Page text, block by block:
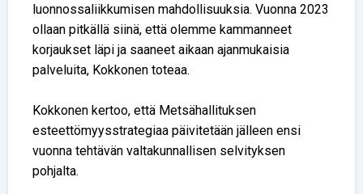
luonnossaliikkumisen mahdollisuuksia. Vuonna 2023
ollaan pitkällä siinä, että olemme kammanneet
korjaukset läpi ja saaneet aikaan ajanmukaisia
palveluita, Kokkonen toteaa.
Kokkonen kertoo, että Metsähallituksen
esteettömyysstrategiaa päivitetään jälleen ensi
vuonna tehtävän valtakunnallisen selvityksen
pohjalta.